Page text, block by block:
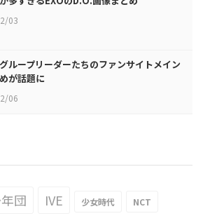
03
ループリーダーたちのファンサイトメイン
が話題に
06
団 IVE 少女時代 NCT